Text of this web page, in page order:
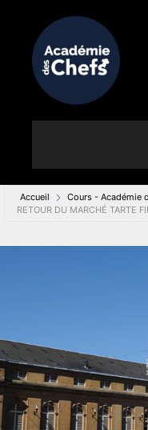
Accueil Cours - Académie
RETOUR DU MARCHÉ TARTE